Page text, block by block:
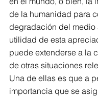
de la humanidad para
degradación del medio
utilidad de esta
puede extenderse a la
de otras situaciones
Una de ellas es que a
importancia que se